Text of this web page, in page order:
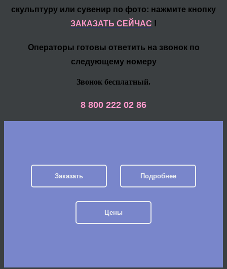
скульптуру или сувенир по фото: нажмите кнопку
ЗАКАЗАТЬ СЕЙЧАС !
Операторы готовы ответить на звонок по
следующему номеру
Звонок бесплатный.
8 800 222 02 86
Заказать Подробнее
Цены